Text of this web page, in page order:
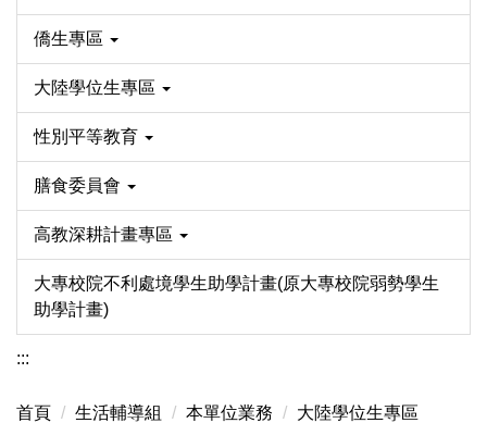
僑生專區
大陸學位生專區
性別平等教育
膳食委員會
高教深耕計畫專區
大專校院不利處境學生助學計畫(原大專校院弱勢學生
助學計畫)
:::
首頁 生活輔導組 本單位業務 大陸學位生專區